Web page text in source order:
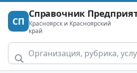
СП
Справочник
Красноярск и Красноярский
край